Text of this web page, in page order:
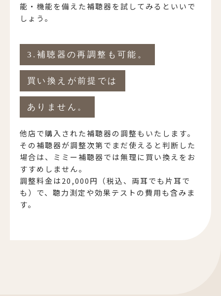
能・機能を備えた補聴器を試してみるといいで
しょう。
3.補聴器の再調整も可能。
買い換えが前提では
ありません。
他店で購入された補聴器の調整もいたします。
その補聴器が調整次第でまだ使えると判断した
場合は、ミミー補聴器では無理に買い換えをお
すすめしません。
調整料金は20,000円（税込、両耳でも片耳で
も）で、聴力測定や効果テストの費用も含みま
す。